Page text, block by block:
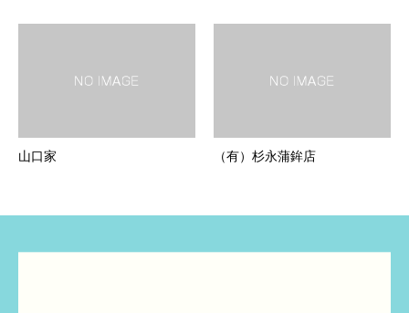
山口家 （有）杉永蒲鉾店